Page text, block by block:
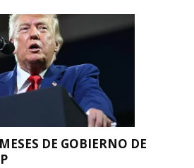
DE GOBIERNO DE